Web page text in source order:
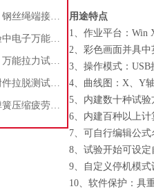
【万能材料试验机】钢丝绳端接压接测试全攻略，内含标准和使用说明！
碳纤维复丝拉伸试验中电子万能试验机的应用：气动夹具和引伸计配合测试方法
材料力学测试必看！万能拉力试验机如何准确测量试样尺寸？
玻璃注射器鲁尔锁附件拉脱测试：仪器操作与步骤解析
【疲劳试验机】气弹簧压缩疲劳测试原来这么做？你知道吗
用途特点
1、作业平台：Win
2、彩色画面并具中
3、操作模式：
4、曲线图：X、Y
5、内建数十种试
6、内建百种以上
7、可自行编辑公
8、试验开始可设
9、自定义停机模式
10、软件保护：具